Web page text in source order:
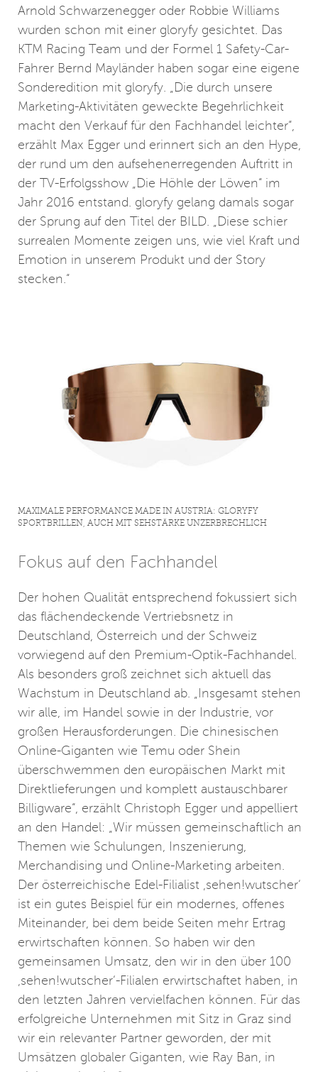
Arnold Schwarzenegger oder Robbie Williams
wurden schon mit einer gloryfy gesichtet. Das
KTM Racing Team und der Formel 1 Safety-Car-
Fahrer Bernd Mayländer haben sogar eine eigene
Sonderedition mit gloryfy. „Die durch unsere
Marketing-Aktivitäten geweckte Begehrlichkeit
macht den Verkauf für den Fachhandel leichter“,
erzählt Max Egger und erinnert sich an den Hype,
der rund um den aufsehenerregenden Auftritt in
der TV-Erfolgsshow „Die Höhle der Löwen“ im
Jahr 2016 entstand. gloryfy gelang damals sogar
der Sprung auf den Titel der BILD. „Diese schier
surrealen Momente zeigen uns, wie viel Kraft und
Emotion in unserem Produkt und der Story
stecken.“
MAXIMALE PERFORMANCE MADE IN AUSTRIA: GLORYFY
SPORTBRILLEN, AUCH MIT SEHSTÄRKE UNZERBRECHLICH
Fokus auf den Fachhandel
Der hohen Qualität entsprechend fokussiert sich
das flächendeckende Vertriebsnetz in
Deutschland, Österreich und der Schweiz
vorwiegend auf den Premium-Optik-Fachhandel.
Als besonders groß zeichnet sich aktuell das
Wachstum in Deutschland ab. „Insgesamt stehen
wir alle, im Handel sowie in der Industrie, vor
großen Herausforderungen. Die chinesischen
Online-Giganten wie Temu oder Shein
überschwemmen den europäischen Markt mit
Direktlieferungen und komplett austauschbarer
Billigware“, erzählt Christoph Egger und appelliert
an den Handel: „Wir müssen gemeinschaftlich an
Themen wie Schulungen, Inszenierung,
Merchandising und Online-Marketing arbeiten.
Der österreichische Edel-Filialist ‚sehen!wutscher‘
ist ein gutes Beispiel für ein modernes, offenes
Miteinander, bei dem beide Seiten mehr Ertrag
erwirtschaften können. So haben wir den
gemeinsamen Umsatz, den wir in den über 100
‚sehen!wutscher‘-Filialen erwirtschaftet haben, in
den letzten Jahren vervielfachen können. Für das
erfolgreiche Unternehmen mit Sitz in Graz sind
wir ein relevanter Partner geworden, der mit
Umsätzen globaler Giganten, wie Ray Ban, in